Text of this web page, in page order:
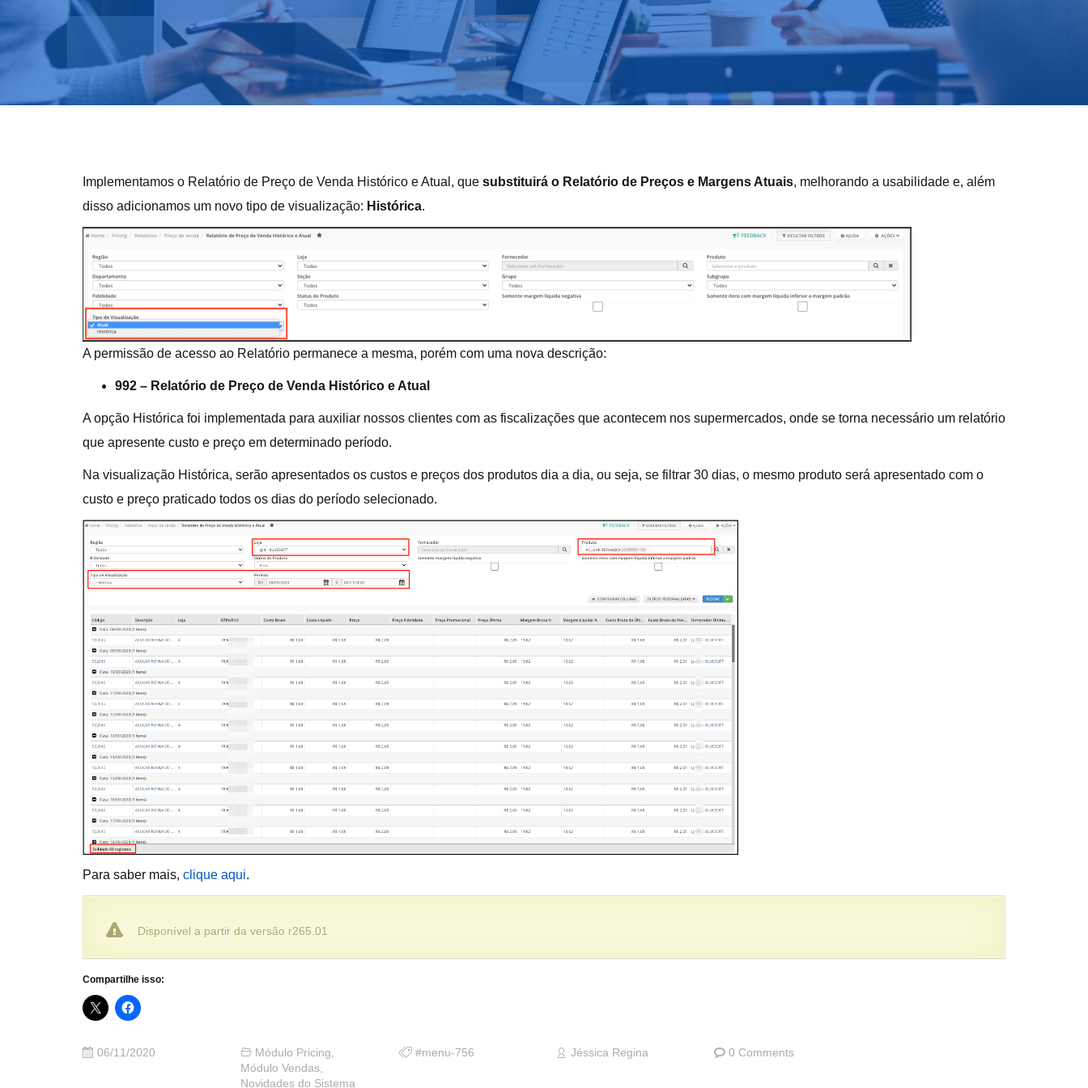
Implementamos o Relatório de Preço de Venda Histórico e Atual, que substituirá o Relatório de Preços e Margens Atuais, melhorando a usabilidade e, além
disso adicionamos um novo tipo de visualização: Histórica.
A permissão de acesso ao Relatório permanece a mesma, porém com uma nova descrição:
992 – Relatório de Preço de Venda Histórico e Atual
A opção Histórica foi implementada para auxiliar nossos clientes com as fiscalizações que acontecem nos supermercados, onde se torna necessário um relatório
que apresente custo e preço em determinado período.
Na visualização Histórica, serão apresentados os custos e preços dos produtos dia a dia, ou seja, se filtrar 30 dias, o mesmo produto será apresentado com o
custo e preço praticado todos os dias do período selecionado.
Para saber mais, clique aqui.
Disponível a partir da versão r265.01
Compartilhe isso:
06/11/2020 Módulo Pricing,
Módulo Vendas,
Novidades do Sistema
#menu-756 Jéssica Regina 0 Comments